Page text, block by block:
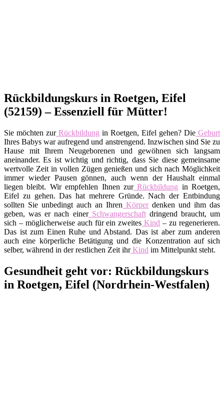
Rückbildungskurs in Roetgen, Eifel
(52159) – Essenziell für Mütter!
Sie möchten zurRückbildung in Roetgen, Eifel gehen? Die Geburt
Ihres Babys war aufregend und anstrengend. Inzwischen sind Sie zu
Hause mit Ihrem Neugeborenen und gewöhnen sich langsam
aneinander. Es ist wichtig und richtig, dass Sie diese gemeinsame
wertvolle Zeit in vollen Zügen genießen und sich nach Möglichkeit
immer wieder Pausen gönnen, auch wenn der Haushalt einmal
liegen bleibt. Wir empfehlen Ihnen zurRückbildung in Roetgen,
Eifel zu gehen. Das hat mehrere Gründe. Nach der Entbindung
sollten Sie unbedingt auch an Ihren Körperdenken und ihm das
geben, was er nach einerSchwangerschaftdringend braucht, um
sich – möglicherweise auch für ein zweites Kind – zu regenerieren.
Das ist zum Einen Ruhe und Abstand. Das ist aber zum anderen
auch eine körperliche Betätigung und die Konzentration auf sich
selber, während in der restlichen Zeit ihrKind im Mittelpunkt steht.
Gesundheit geht vor: Rückbildungskurs
in Roetgen, Eifel (Nordrhein-Westfalen)